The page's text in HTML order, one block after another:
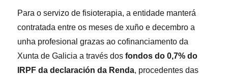
Para o servizo de fisioterapia, a entidade manterá
contratada entre os meses de xuño e decembro a
unha profesional grazas ao cofinanciamento da
Xunta de Galicia a través dosfondos do 0,7% do
IRPF da declaración da Renda, procedentes das